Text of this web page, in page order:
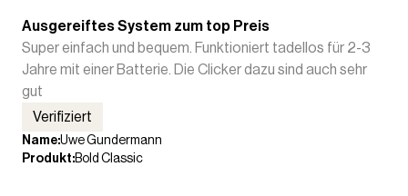
Ausgereiftes System zum top Preis
Super einfach und bequem. Funktioniert tadellos für 2-3
Jahre mit einer Batterie. Die Clicker dazu sind auch sehr
gut
Verifiziert
Name:Uwe Gundermann
Produkt:Bold Classic